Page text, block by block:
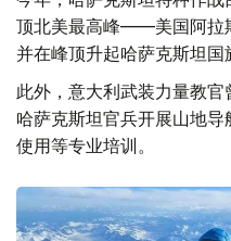
顶北美最高峰——美国阿拉
并在峰顶升起哈萨克斯坦国
此外，意大利武装力量教
哈萨克斯坦官兵开展山地
使用等专业培训。